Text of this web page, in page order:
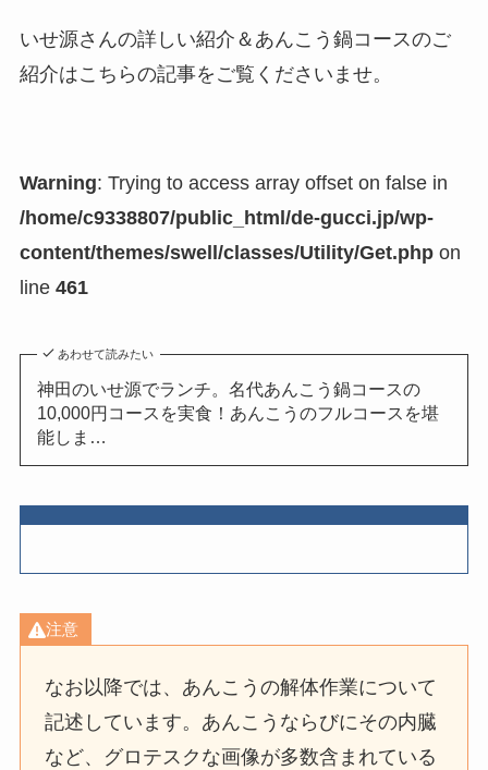
いせ源さんの詳しい紹介＆あんこう鍋コースのご
紹介はこちらの記事をご覧くださいませ。
Warning: Trying to access array offset on false in
/home/c9338807/public_html/de-gucci.jp/wp-
content/themes/swell/classes/Utility/Get.phpon
line 461
あわせて読みたい
神田のいせ源でランチ。名代あんこう鍋コースの
10,000円コースを実食！あんこうのフルコースを堪
能しま…
注意
なお以降では、あんこうの解体作業について
記述しています。あんこうならびにその内臓
など、グロテスクな画像が多数含まれている